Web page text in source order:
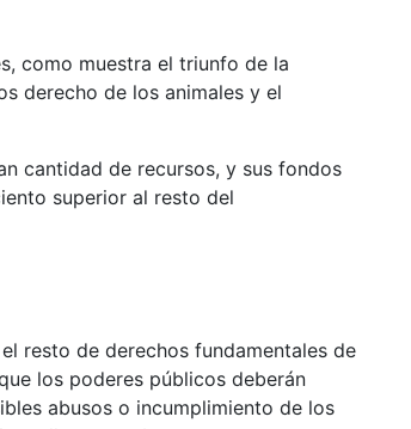
muestra el triunfo de la
derecho de los animales y el
de recursos, y sus fondos
superior al resto del
de derechos fundamentales de
los poderes públicos deberán
abusos o incumplimiento de los